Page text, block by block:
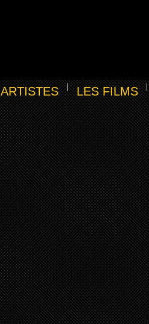
ARTISTES LES FILMS